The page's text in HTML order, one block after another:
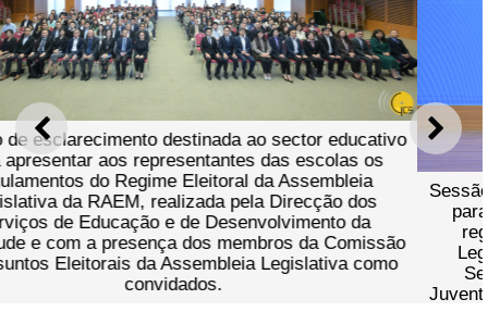
ANTERIOR
Sessão de esclarecimento destinada ao sector educativo
para apresentar aos representantes das escolas os
regulamentos do Regime Eleitoral da Assembleia
Legislativa da RAEM, realizada pela Direcção dos
Serviços de Educação e de Desenvolvimento da
Juventude e com a presença dos membros da Comissão